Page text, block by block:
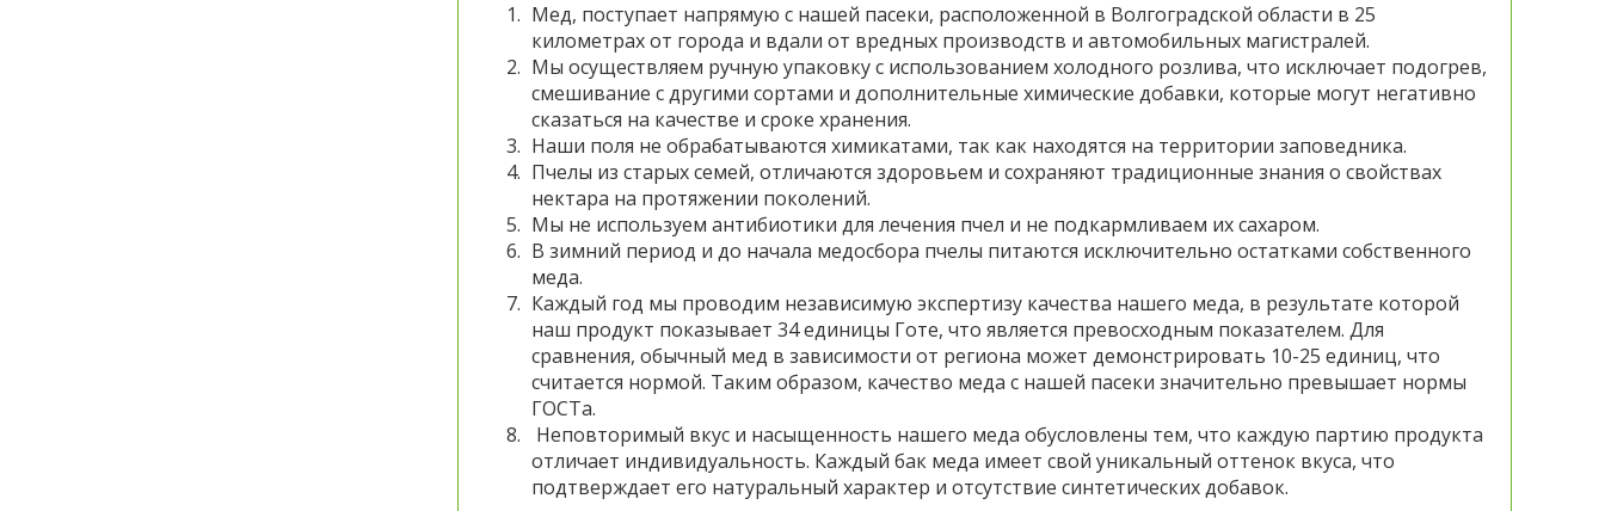
Мед, поступает напрямую с нашей пасеки, расположенной в Волгоградской области в 25
километрах от города и вдали от вредных производств и автомобильных магистралей.
Мы осуществляем ручную упаковку с использованием холодного розлива, что исключает подогрев,
смешивание с другими сортами и дополнительные химические добавки, которые могут негативно
сказаться на качестве и сроке хранения.
Наши поля не обрабатываются химикатами, так как находятся на территории заповедника.
Пчелы из старых семей, отличаются здоровьем и сохраняют традиционные знания о свойствах
нектара на протяжении поколений.
Мы не используем антибиотики для лечения пчел и не подкармливаем их сахаром.
В зимний период и до начала медосбора пчелы питаются исключительно остатками собственного
меда.
Каждый год мы проводим независимую экспертизу качества нашего меда, в результате которой
наш продукт показывает 34 единицы Готе, что является превосходным показателем. Для
сравнения, обычный мед в зависимости от региона может демонстрировать 10-25 единиц, что
считается нормой. Таким образом, качество меда с нашей пасеки значительно превышает нормы
ГОСТа.
Неповторимый вкус и насыщенность нашего меда обусловлены тем, что каждую партию продукта
отличает индивидуальность. Каждый бак меда имеет свой уникальный оттенок вкуса, что
подтверждает его натуральный характер и отсутствие синтетических добавок.